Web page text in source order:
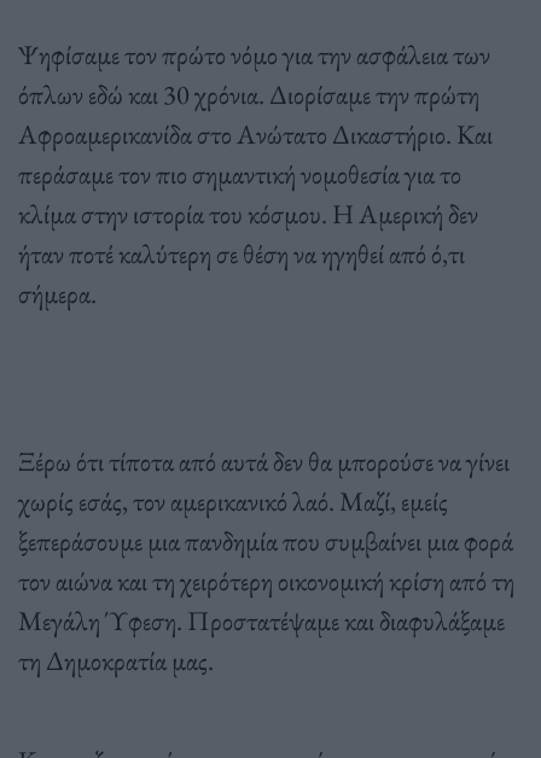
Ψηφίσαμε τον πρώτο νόμο για την ασφάλεια των
όπλων εδώ και 30 χρόνια. Διορίσαμε την πρώτη
Αφροαμερικανίδα στο Ανώτατο Δικαστήριο. Και
περάσαμε τον πιο σημαντική νομοθεσία για το
κλίμα στην ιστορία του κόσμου. Η Αμερική δεν
ήταν ποτέ καλύτερη σε θέση να ηγηθεί από ό,τι
σήμερα.
Ξέρω ότι τίποτα από αυτά δεν θα μπορούσε να γίνει
χωρίς εσάς, τον αμερικανικό λαό. Μαζί, εμείς
ξεπεράσουμε μια πανδημία που συμβαίνει μια φορά
τον αιώνα και τη χειρότερη οικονομική κρίση από τη
Μεγάλη Ύφεση. Προστατέψαμε και διαφυλάξαμε
τη Δημοκρατία μας.